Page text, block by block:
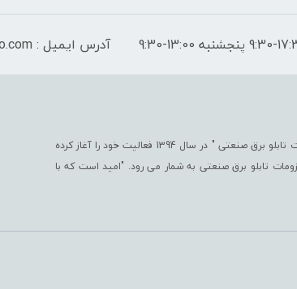
آدرس ایمیل : peymantablo@yahoo.com
فروشگاه اینترنتی پیمان تابلو با هدف " ایجاد یک مرجع جامع جهت تأمین کلیّه ملزومات تابلو برق صنعتی " در سال 1394 فعالیت خود را آغاز کرده
در زمینه ملزومات تابلو برق صنعتی به شمار می رود. "امید است که با